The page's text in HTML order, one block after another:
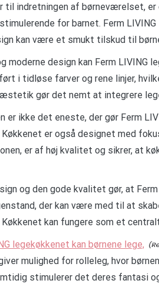
til indretningen af børneværelset,
for barnet. Ferm
kan være et smukt tilskud til
moderne design kan Ferm LIVING
i tidløse farver og rene linjer,
gør det nemt at integrere
er ikke det eneste, der gør Ferm
er også designet med
er af høj kvalitet og sikrer, at
og den gode kvalitet gør, at
der kan være med til at
kan fungere som et
legekøkkenet kan børnene lege,
mulighed for rolleleg, hvor
stimulerer det deres fantasi